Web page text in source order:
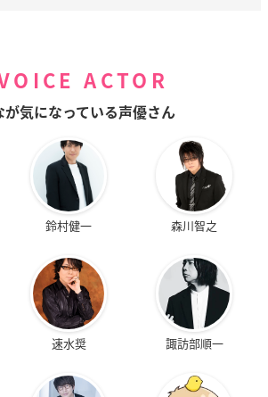
ACTOR
が気になっている声優さん
鈴村健一 森川智之
速水奨 諏訪部順一